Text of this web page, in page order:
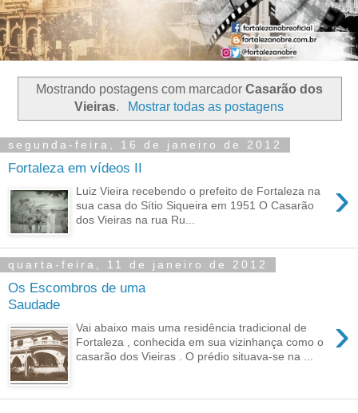
Mostrando postagens com marcador Casarão dos
Vieiras. Mostrar todas as postagens
segunda-feira, 16 de janeiro de 2012
Fortaleza em vídeos II
›
Luiz Vieira recebendo o prefeito de Fortaleza na
sua casa do Sítio Siqueira em 1951 O Casarão
dos Vieiras na rua Ru...
quarta-feira, 11 de janeiro de 2012
Os Escombros de uma
Saudade
›
Vai abaixo mais uma residência tradicional de
Fortaleza , conhecida em sua vizinhança como o
casarão dos Vieiras . O prédio situava-se na ...